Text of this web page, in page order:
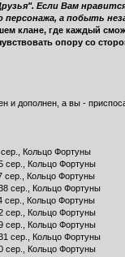
Eсли Вам
персонажа, а побыть
клане, где каждый
опору со
и дополнен, а вы -
Кольцо Фортуны
сер., Кольцо Фортуны
Кольцо Фортуны
сер., Кольцо Фортуны
Кольцо Фортуны
сер., Кольцо Фортуны
сер., Кольцо Фортуны
сер., Кольцо Фортуны
сер., Кольцо Фортуны